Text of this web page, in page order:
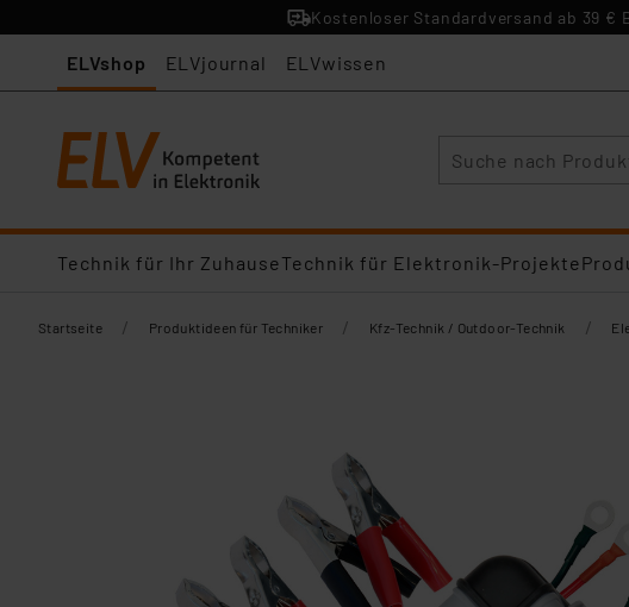
Kostenloser Standardversand ab 39 €
ELVshop ELVjournal ELVwissen
Technik für Ihr ZuhauseTechnik für Elektronik-Projekte
Startseite / Produktideen für Techniker / Kfz-Technik / Outdoor-Technik /